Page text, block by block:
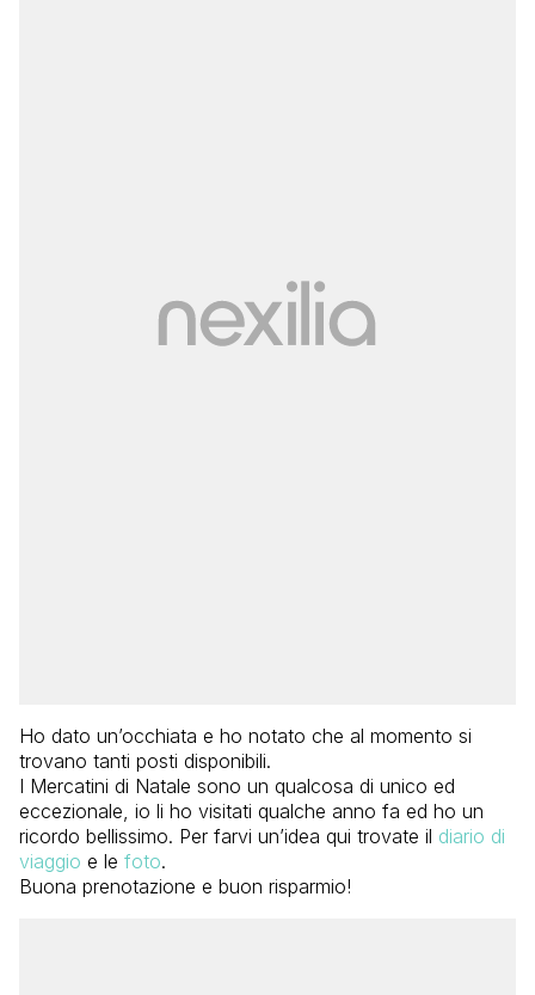
Ho dato un’occhiata e ho notato che al momento si
trovano tanti posti disponibili.
I Mercatini di Natale sono un qualcosa di unico ed
eccezionale, io li ho visitati qualche anno fa ed ho un
ricordo bellissimo. Per farvi un’idea qui trovate il diario di
viaggio e le foto.
Buona prenotazione e buon risparmio!